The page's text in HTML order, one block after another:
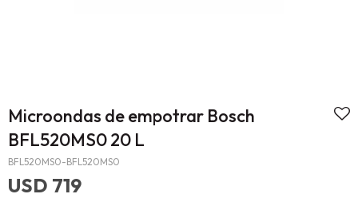
Microondas de empotrar Bosch
BFL520MS0 20 L
BFL520MS0-BFL520MS0
USD 719